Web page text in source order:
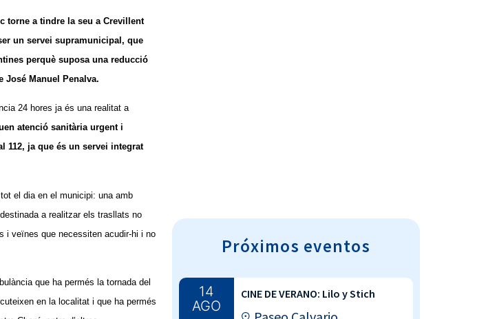
torne a tindre la seu a Crevillent
un servei supramunicipal, que
perquè suposa una reducció
José Manuel Penalva.
24 hores ja és una realitat a
atenció sanitària urgent i
112, ja que és un servei integrat
el dia en el municipi: una amb
a realitzar els trasllats no
i veïnes que necessiten acudir-hi i no
que ha permés la tornada del
en la localitat i que ha permés
Próximos eventos
14
AGO
CINE DE VERANO: Lilo y Stich